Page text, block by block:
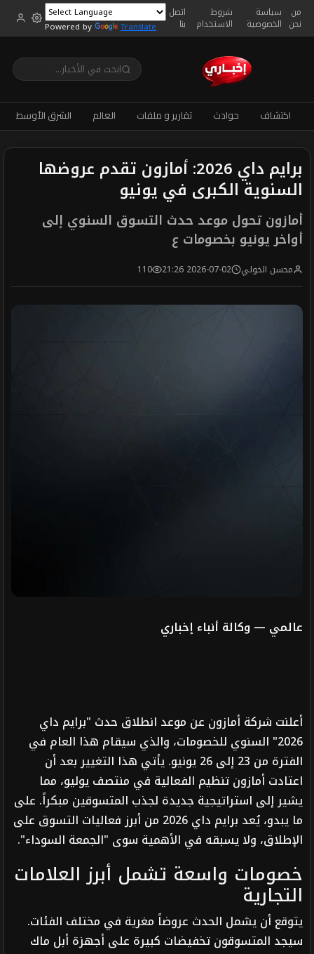
من
نحن
سياسة
الخصوصية
شروط
الاستخدام
اتصل
بنا Powered by Translate
اكتشاف حوادث تقارير و ملفات العالم الشرق الأوسط
برايم داي 2026: أمازون تقدم عروضها
السنوية الكبرى في يونيو
أمازون تحول موعد حدث التسوق السنوي إلى
أواخر يونيو بخصومات ع
محسن الخولي 2026-07-02 21:26
110
عالمي — وكالة أنباء إخباري
أعلنت شركة أمازون عن موعد انطلاق حدث "برايم داي
2026" السنوي للخصومات، والذي سيقام هذا العام في
الفترة من 23 إلى 26 يونيو. يأتي هذا التغيير بعد أن
اعتادت أمازون تنظيم الفعالية في منتصف يوليو، مما
يشير إلى استراتيجية جديدة لجذب المتسوقين مبكراً. على
ما يبدو، يُعد برايم داي 2026 من أبرز فعاليات التسوق على
الإطلاق، ولا يسبقه في الأهمية سوى "الجمعة السوداء".
خصومات واسعة تشمل أبرز العلامات
التجارية
يتوقع أن يشمل الحدث عروضاً مغرية في مختلف الفئات.
سيجد المتسوقون تخفيضات كبيرة على أجهزة أبل ماك